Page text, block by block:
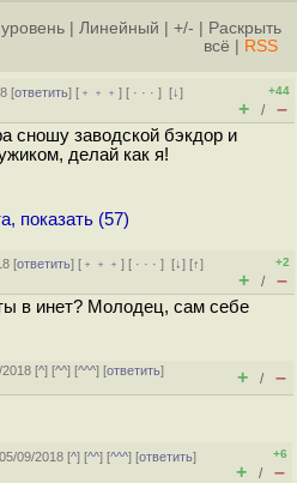
Линейный +/-
Раскрыть
всё
RSS
[ответить] [ ﹢﹢﹢] [ · · ·][↓]
+44
+ / –
сношу заводской бэкдор и
делай как я!
показать (57)
[ответить] [ ﹢﹢﹢] [ · · ·][↓] [↑]
+2
+ / –
в инет? Молодец, сам себе
2018 [^] [^^] [^^^] [ответить]
+ / –
09/2018 [^] [^^] [^^^] [ответить]
+6
+ / –